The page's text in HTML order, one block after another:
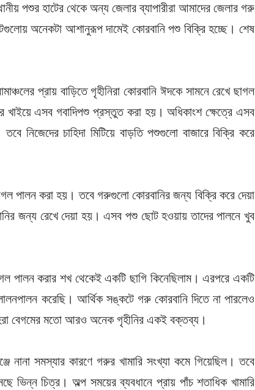
পশুর হাটের থেকে অন্য জেলার ব্যাপারীরা আমাদের জেলার গরু
অনেকটা আশানুরূপ দামেই কোরবানি পশু বিক্রি হচ্ছে। শেষ
প্রায় বাড়িতে গৃহীনিরা কোরবানি ঈদকে সামনে রেখে ছাগল
খাইয়ে এসব গবাদিপশু প্রস্তুত করা হয়। অধিকাংশ ক্ষেত্রে এসব
নিজেদের চাহিদা মিটিয়ে বাড়তি পশুগুলো বাজারে বিক্রি করে
পালন করা হয়। তবে গরুগুলো কোরবানির জন্য বিক্রি করে দেয়া
জন্য রেখে দেয়া হয়। এসব পশু ছোট হওয়ায় তাদের পালনে খুব
পালন করার শখ থেকেই একটি ছাগি কিনেছিলাম। এরপরে একটি
করেছি। আর্থিক সঙ্কটে গরু কোরবানি দিতে না পারলেও
বেগমের মতো আরও অনেক গৃহীনির একই বক্তব্য।
নানা সমস্যার কারণে গরুর খামারি সংখ্যা কমে গিয়েছিল। তবে
ভিন্ন চিত্র। অল্প সময়ের ব্যবধানে প্রায় পাঁচ শতাধিক খামারি